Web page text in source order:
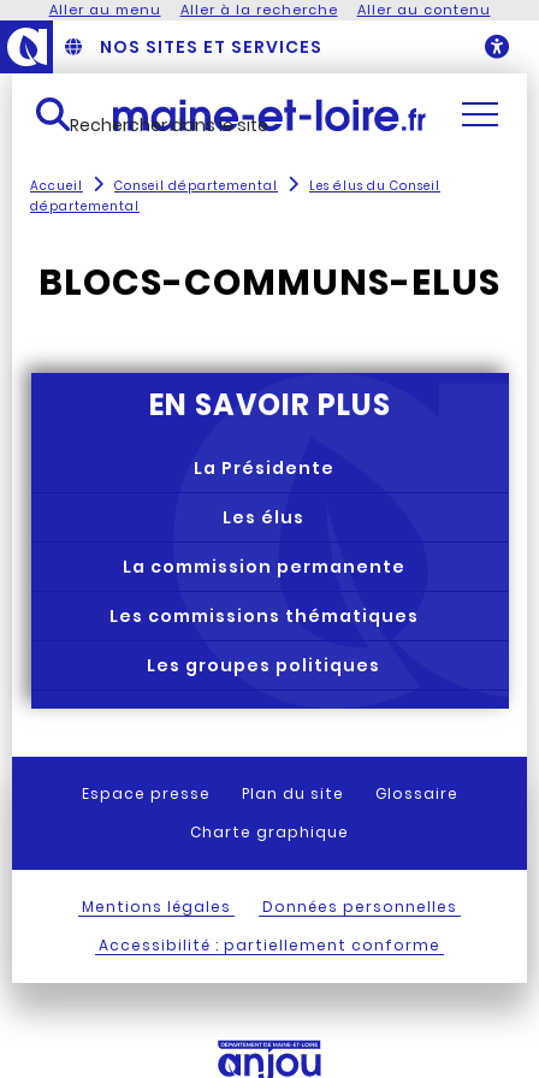
Aller au menu Aller à la recherche Aller au contenu
NOS SITES ET SERVICES
Rechercher dans le site
Accueil Conseil départemental
Les élus du Conseil
départemental
BLOCS-COMMUNS-ELUS
EN SAVOIR PLUS
La Présidente
Les élus
La commission permanente
Les commissions thématiques
Les groupes politiques
Espace presse Plan du site
Glossaire
Charte graphique
Mentions légales
Données personnelles
Accessibilité : partiellement conforme